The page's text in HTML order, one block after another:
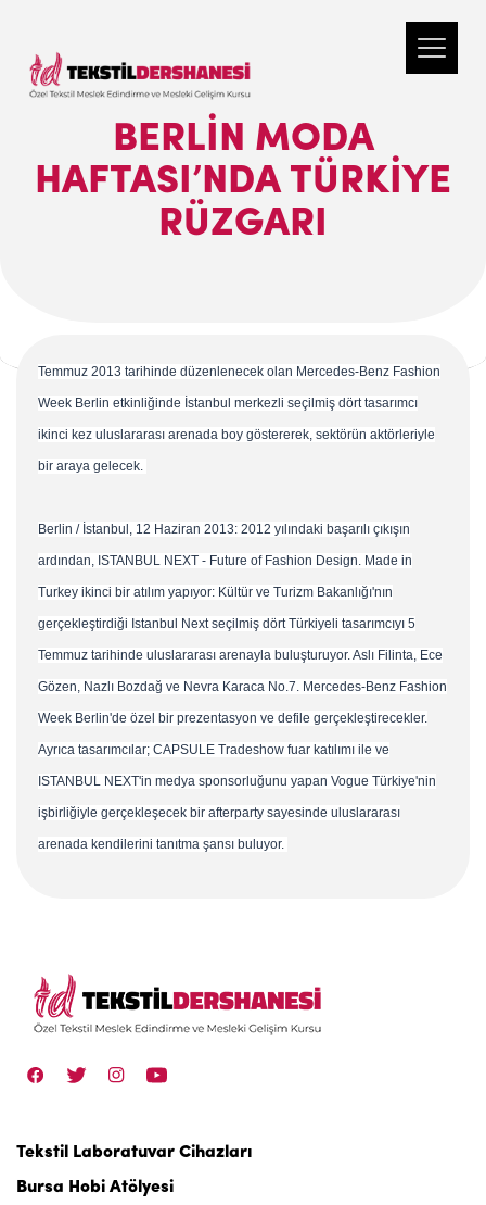
BERLIN MODA
HAFTASI’NDA TÜRKIYE
RÜZGARI
Temmuz 2013 tarihinde düzenlenecek olan Mercedes-Benz Fashion
Week Berlin etkinliğinde İstanbul merkezli seçilmiş dört tasarımcı
ikinci kez uluslararası arenada boy göstererek, sektörün aktörleriyle
bir araya gelecek.
Berlin / İstanbul, 12 Haziran 2013: 2012 yılındaki başarılı çıkışın
ardından, ISTANBUL NEXT - Future of Fashion Design. Made in
Turkey ikinci bir atılım yapıyor: Kültür ve Turizm Bakanlığı'nın
gerçekleştirdiği Istanbul Next seçilmiş dört Türkiyeli tasarımcıyı 5
Temmuz tarihinde uluslararası arenayla buluşturuyor. Aslı Filinta, Ece
Gözen, Nazlı Bozdağ ve Nevra Karaca No.7. Mercedes-Benz Fashion
Week Berlin'de özel bir prezentasyon ve defile gerçekleştirecekler.
Ayrıca tasarımcılar; CAPSULE Tradeshow fuar katılımı ile ve
ISTANBUL NEXT'in medya sponsorluğunu yapan Vogue Türkiye'nin
işbirliğiyle gerçekleşecek bir afterparty sayesinde uluslararası
arenada kendilerini tanıtma şansı buluyor.
Tekstil Laboratuvar Cihazları
Bursa Hobi Atölyesi